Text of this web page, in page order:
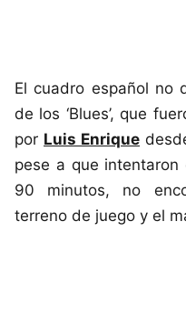
El cuadro español no
de los ‘Blues’, que
por Luis Enrique
pese a que
90 minutos, no
terreno de juego y el